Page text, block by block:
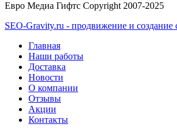
Евро Медиа Гифтс Copyright 2007-2025
SEO-Gravity.ru - продвижение и создание
Главная
Наши работы
Доставка
Новости
О компании
Отзывы
Акции
Контакты